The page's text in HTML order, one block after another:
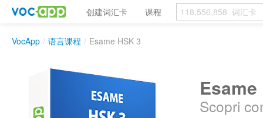
创建词汇卡 课程
VocApp / 语言课程 / Esame HSK 3
Esame
Scopri